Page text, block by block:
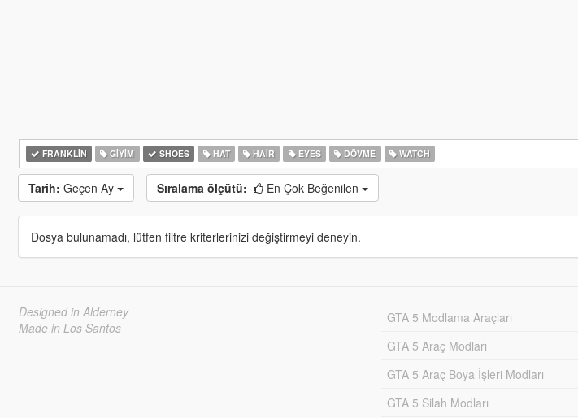
FRANKLIN GIYIM SHOES HAT HAIR EYES DÖVME WATCH
Tarih: Geçen Ay Sıralama ölçütü: En Çok Beğenilen
Dosya bulunamadı, lütfen filtre kriterlerinizi değiştirmeyi deneyin.
Designed in Alderney
Made in Los Santos
GTA 5 Modlama Araçları
GTA 5 Araç Modları
GTA 5 Araç Boya İşleri Modları
GTA 5 Silah Modları